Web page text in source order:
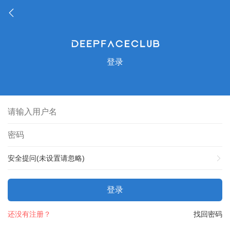
登录
安全提问(未设置请忽略)
登录
找回密码
还没有注册？